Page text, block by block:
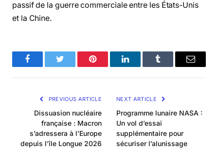
passif de la guerre commerciale entre les États-Unis
et la Chine.
FacebookTwitter Pinterest LinkedInTumblr Email
PREVIOUS ARTICLE
Dissuasion nucléaire
française : Macron
s’adressera à l’Europe
depuis l’île Longue 2026
NEXT ARTICLE
Programme lunaire NASA :
Un vol d’essai
supplémentaire pour
sécuriser l’alunissage